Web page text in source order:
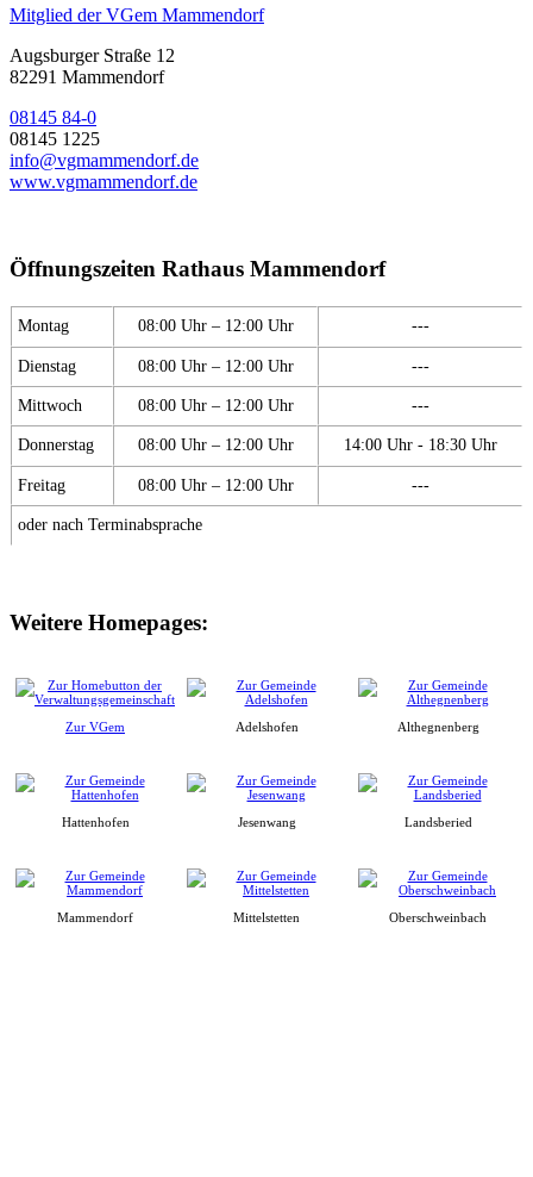
Mitglied der VGem Mammendorf
Augsburger Straße 12
82291 Mammendorf
08145 84-0
08145 1225
info@vgmammendorf.de
www.vgmammendorf.de
Öffnungszeiten Rathaus Mammendorf
Montag 08:00 Uhr – 12:00 Uhr ---
Dienstag 08:00 Uhr – 12:00 Uhr ---
Mittwoch 08:00 Uhr – 12:00 Uhr ---
Donnerstag 08:00 Uhr – 12:00 Uhr 14:00 Uhr - 18:30 Uhr
Freitag 08:00 Uhr – 12:00 Uhr ---
oder nach Terminabsprache
Weitere Homepages:
Zur VGem Adelshofen Althegnenberg
Hattenhofen Jesenwang Landsberied
Mammendorf Mittelstetten Oberschweinbach